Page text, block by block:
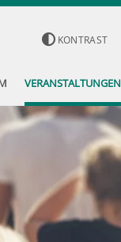
KONTRAST
VERANSTALTUNGEN